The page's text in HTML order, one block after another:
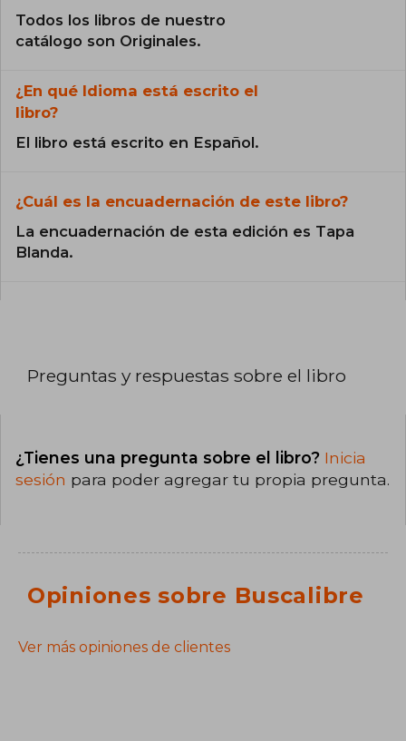
Todos los libros de nuestro
catálogo son Originales.
¿En qué Idioma está escrito el
libro?
El libro está escrito en Español.
¿Cuál es la encuadernación de este libro?
La encuadernación de esta edición es Tapa
Blanda.
Preguntas y respuestas sobre el libro
¿Tienes una pregunta sobre el libro? Inicia
sesión para poder agregar tu propia pregunta.
Opiniones sobre Buscalibre
Ver más opiniones de clientes